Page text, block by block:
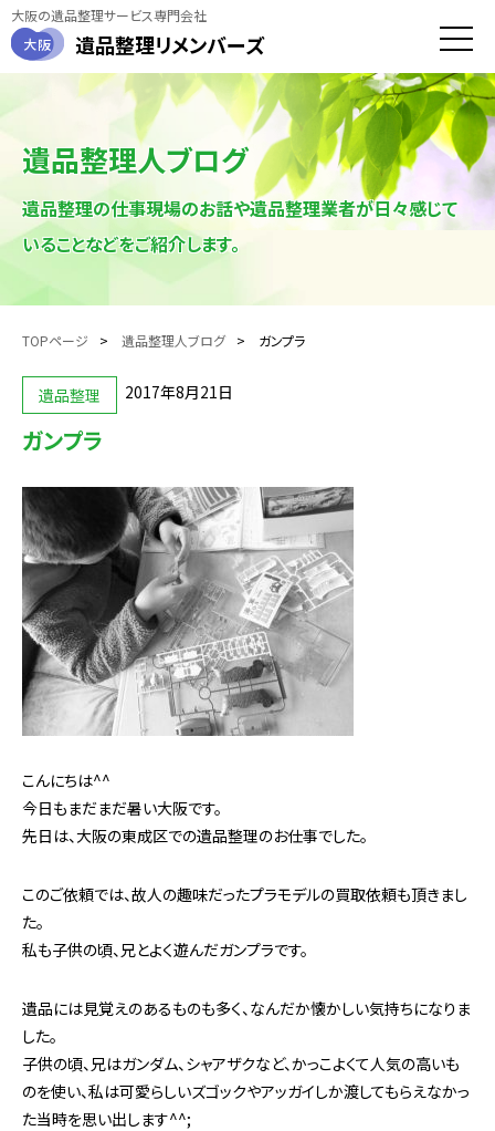
大阪の遺品整理サービス専門会社
大阪
遺品整理リメンバーズ
toggle
遺品整理人ブログ
遺品整理の仕事現場のお話や遺品整理業者が日々感じて
いることなどをご紹介します。
TOPページ 遺品整理人ブログ ガンプラ
遺品整理 2017年8月21日
ガンプラ
こんにちは^^
今日もまだまだ暑い大阪です。
先日は、大阪の東成区での遺品整理のお仕事でした。
このご依頼では、故人の趣味だったプラモデルの買取依頼も頂きまし
た。
私も子供の頃、兄とよく遊んだガンプラです。
遺品には見覚えのあるものも多く、なんだか懐かしい気持ちになりま
した。
子供の頃、兄はガンダム、シャアザクなど、かっこよくて人気の高いも
のを使い、私は可愛らしいズゴックやアッガイしか渡してもらえなかっ
た当時を思い出します^^;